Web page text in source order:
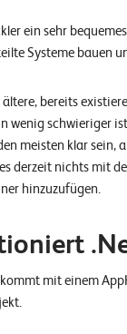
s
S
U
P
P
O
R
M
I
E
ein sehr
Systeme bauen
bereits
wenig schwieriger
meisten klar sein,
derzeit nichts mit
hinzuzufügen.
mit einem